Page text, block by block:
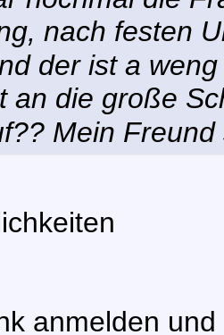
nach festen
der ist a
an die große
Mein
anmelden